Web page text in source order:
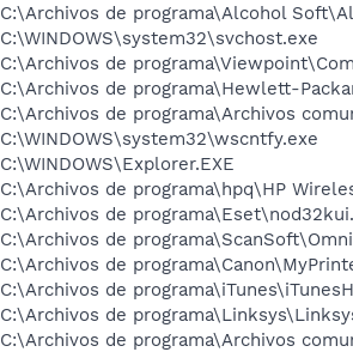
C:\Archivos de programa\Alcohol
C:\WINDOWS\system32\svchost.exe
C:\Archivos de
C:\Archivos de programa\Hewlett-
C:\Archivos de programa\Archivos
C:\WINDOWS\system32\wscntfy.exe
C:\WINDOWS\Explorer.EXE
C:\Archivos de programa\hpq\HP
C:\Archivos de
C:\Archivos de
C:\Archivos de
C:\Archivos de
C:\Archivos de
C:\Archivos de programa\Archivos